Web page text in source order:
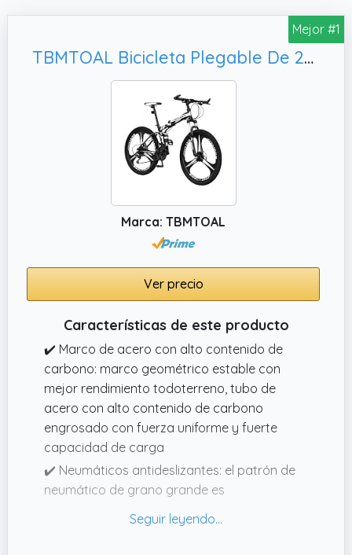
Mejor #1
TBMTOAL Bicicleta Plegable De 24 Velocidades,A
Marca: TBMTOAL
Ver precio
Características de este producto
✔️ Marco de acero con alto contenido de
carbono: marco geométrico estable con
mejor rendimiento todoterreno, tubo de
acero con alto contenido de carbono
engrosado con fuerza uniforme y fuerte
capacidad de carga
✔️ Neumáticos antideslizantes: el patrón de
neumático de grano grande es
un fuerte agarre, el anillo de cuchilla de